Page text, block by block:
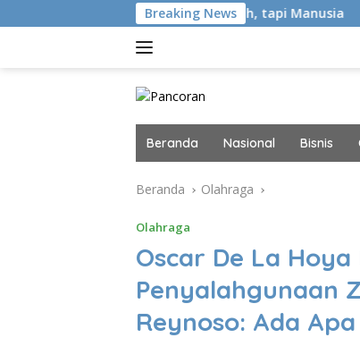
ke
Breaking News
Bukan Hacker Canggih, tapi Manusia Kaki
Beranda Nasional Bisnis
Beranda Olahraga
Olahraga
Oscar De La
Penyalahgunaan
Reynoso: Ada Apa